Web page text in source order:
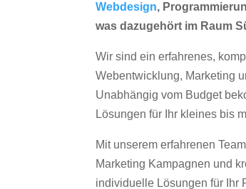
Webdesign,
was dazugehört im Raum
Wir sind ein erfahrenes,
Webentwicklung, Marketing
Unabhängig vom Budget
Lösungen für Ihr kleines bis
Mit unserem erfahrenen
Marketing Kampagnen und
individuelle Lösungen für Ihr